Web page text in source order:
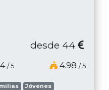
desde 44
/ 5 4.98 / 5
Jóvenes